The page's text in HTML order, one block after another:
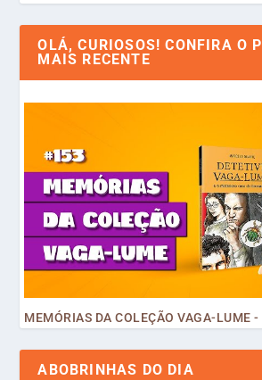
OLÁ, CURIOSOS! CONFIRA O
MAIS RECENTE
ABOBRINHAS DO DIA